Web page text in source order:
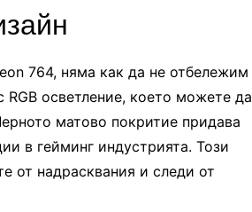
764, няма как да не отбележим
осветление, което можете да
матово покритие придава
в гейминг индустрията. Този
от надрасквания и следи от